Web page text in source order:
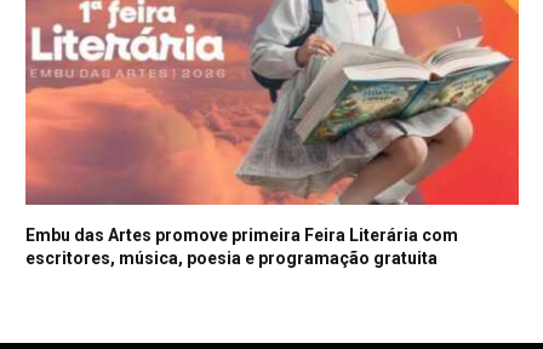
Embu das Artes promove primeira Feira Literária com
escritores, música, poesia e programação gratuita